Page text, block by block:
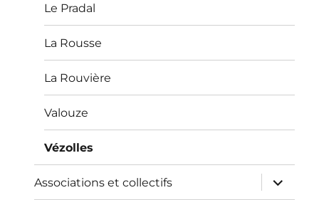
Le Pradal
La Rousse
La Rouvière
Valouze
Vézolles
Associations et collectifs
ouvrir
le